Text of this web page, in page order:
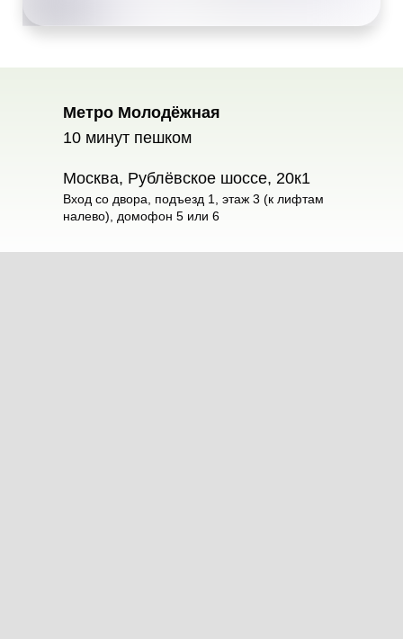
Метро Молодёжная
10 минут пешком
Москва, Рублёвское шоссе, 20к1
Вход со двора, подъезд 1, этаж 3 (к лифтам
налево), домофон 5 или 6